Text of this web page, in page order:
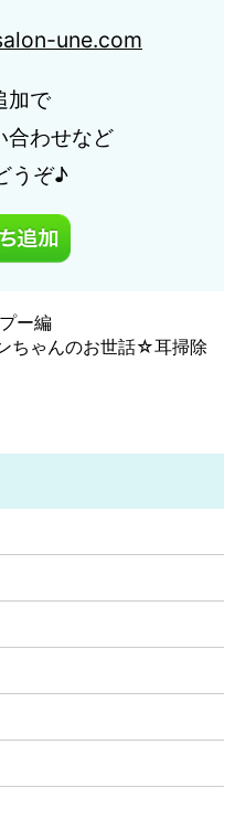
une.com
加で
合わせなど
うぞ♪
ー編
ちゃんのお世話☆耳掃除